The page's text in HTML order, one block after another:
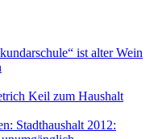
ist alter Wein
Keil zum Haushalt
Stadthaushalt 2012: